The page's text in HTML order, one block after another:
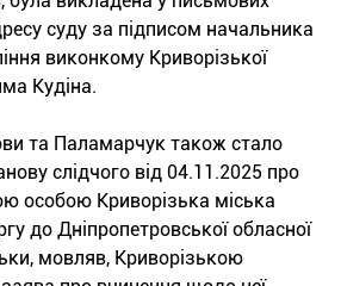
суду за підписом начальника
виконкому Криворізької
Кудіна.
та Паламарчук також стало
слідчого від 04.11.2025 про
особою Криворізька міська
до Дніпропетровської обласної
мовляв, Криворізькою